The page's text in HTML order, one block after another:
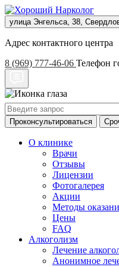
улица Энгельса, 38,
Адрес контактного центра
8 (969) 777-46-06 Телефон
Проконсультироваться
О клинике
Врачи
Отзывы
Лицензии
Фотогалерея
Акции
Методы
Цены
FAQ
Алкоголизм
Лечение
Анонимное